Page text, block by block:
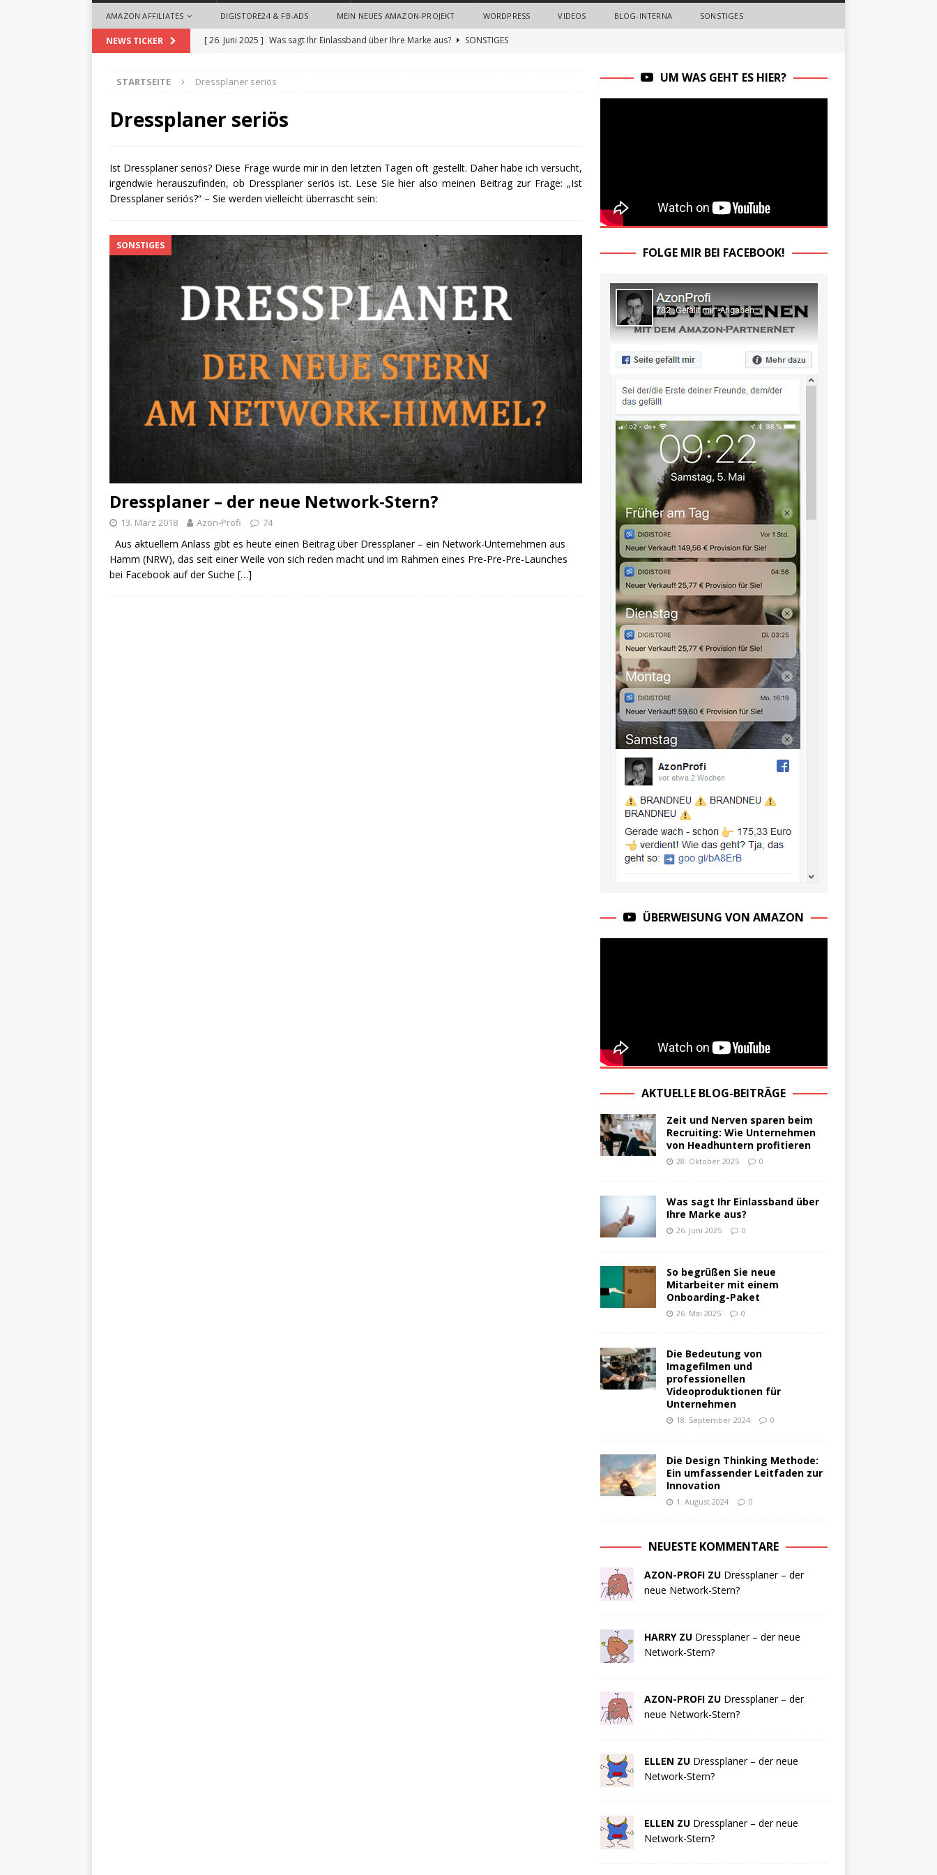
AMAZON AFFILIATES DIGISTORE24 & FB-ADS MEIN NEUES AMAZON-PROJEKT WORDPRESS VIDEOS BLOG-INTERNA SONSTIGES
NEWS TICKER [ 26. Juni 2025 ] Was sagt Ihr Einlassband über Ihre Marke aus?
SONSTIGES
ALLGEMEIN
[ 18. September 2024 ]
ALLGEMEIN
[ 28. Oktober 2025 ] Zeit und Nerven sparen beim Recruiting: Wie Unternehmen von
STARTSEITE Dressplaner seriös
Dressplaner seriös
Ist Dressplaner seriös? Diese Frage wurde mir in den letzten Tagen oft gestellt. Daher habe ich versucht,
irgendwie herauszufinden, ob Dressplaner seriös ist. Lese Sie hier also meinen Beitrag zur Frage: „Ist
Dressplaner seriös?“ – Sie werden vielleicht überrascht sein:
SONSTIGES
Dressplaner – der neue Network-Stern?
13. März 2018 Azon-Profi 74
Aus aktuellem Anlass gibt es heute einen Beitrag über Dressplaner – ein Network-Unternehmen aus
Hamm (NRW), das seit einer Weile von sich reden macht und im Rahmen eines Pre-Pre-Pre-Launches
bei Facebook auf der Suche […]
UM WAS GEHT ES HIER?
FOLGE MIR BEI FACEBOOK!
ÜBERWEISUNG VON AMAZON
AKTUELLE BLOG-BEITRÄGE
Zeit und Nerven sparen beim
Recruiting: Wie Unternehmen
von Headhuntern profitieren
28. Oktober 2025 0
Was sagt Ihr Einlassband über
Ihre Marke aus?
26. Juni 2025 0
So begrüßen Sie neue
Mitarbeiter mit einem
Onboarding-Paket
26. Mai 2025 0
Die Bedeutung von
Imagefilmen und
professionellen
Videoproduktionen für
Unternehmen
18. September 2024 0
Die Design Thinking Methode:
Ein umfassender Leitfaden zur
Innovation
1. August 2024 0
NEUESTE KOMMENTARE
AZON-PROFI ZU Dressplaner – der
neue Network-Stern?
HARRY ZU Dressplaner – der neue
Network-Stern?
AZON-PROFI ZU Dressplaner – der
neue Network-Stern?
ELLEN ZU Dressplaner – der neue
Network-Stern?
ELLEN ZU Dressplaner – der neue
Network-Stern?